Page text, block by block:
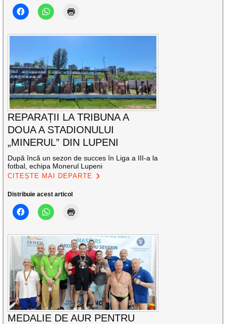
REPARAȚII LA TRIBUNA A
DOUA A STADIONULUI
„MINERUL” DIN LUPENI
După încă un sezon de succes în Liga a III-a la
fotbal, echipa Monerul Lupeni
CITEȘTE MAI DEPARTE
Distribuie acest articol
MEDALIE DE AUR PENTRU